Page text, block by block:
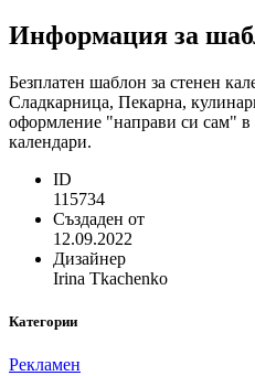
Информация за
Безплатен шаблон за стенен
Сладкарница, Пекарна,
оформление "направи си сам" в
календари.
ID
115734
Създаден от
12.09.2022
Дизайнер
Irina Tkachenko
Категории
Рекламен